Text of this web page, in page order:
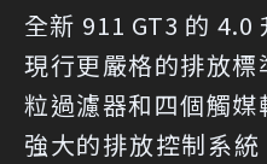
全新 911 GT3 的 4.0
現行更嚴格的排放
粒過濾器和四個觸
強大的排放控制系